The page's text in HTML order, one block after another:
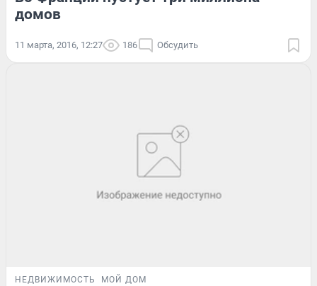
домов
11 марта, 2016, 12:27 186 Обсудить
НЕДВИЖИМОСТЬ МОЙ ДОМ